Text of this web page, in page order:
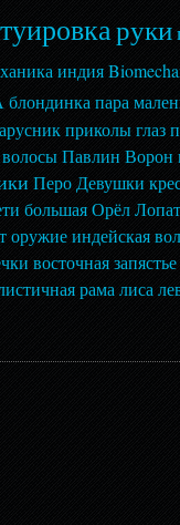
руки
индия
блондинка пара
приколыглаз
волосыПавлин Ворон
Перо Девушки
большая Орёл
оружиеиндейская
восточнаязапястье
рама лиса